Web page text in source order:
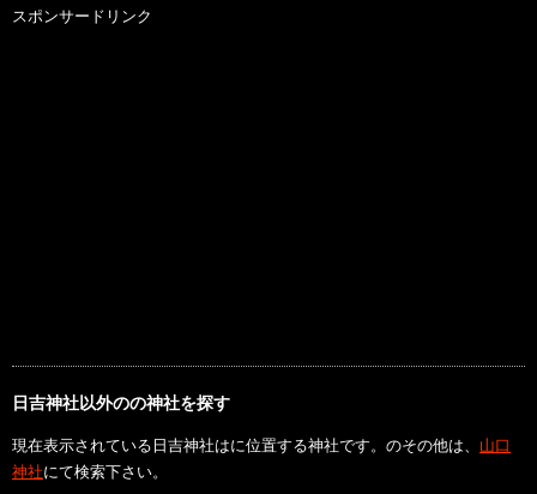
スポンサードリンク
日吉神社以外のの神社を探す
現在表示されている日吉神社はに位置する神社です。のその他は、 山口
神社にて検索下さい。